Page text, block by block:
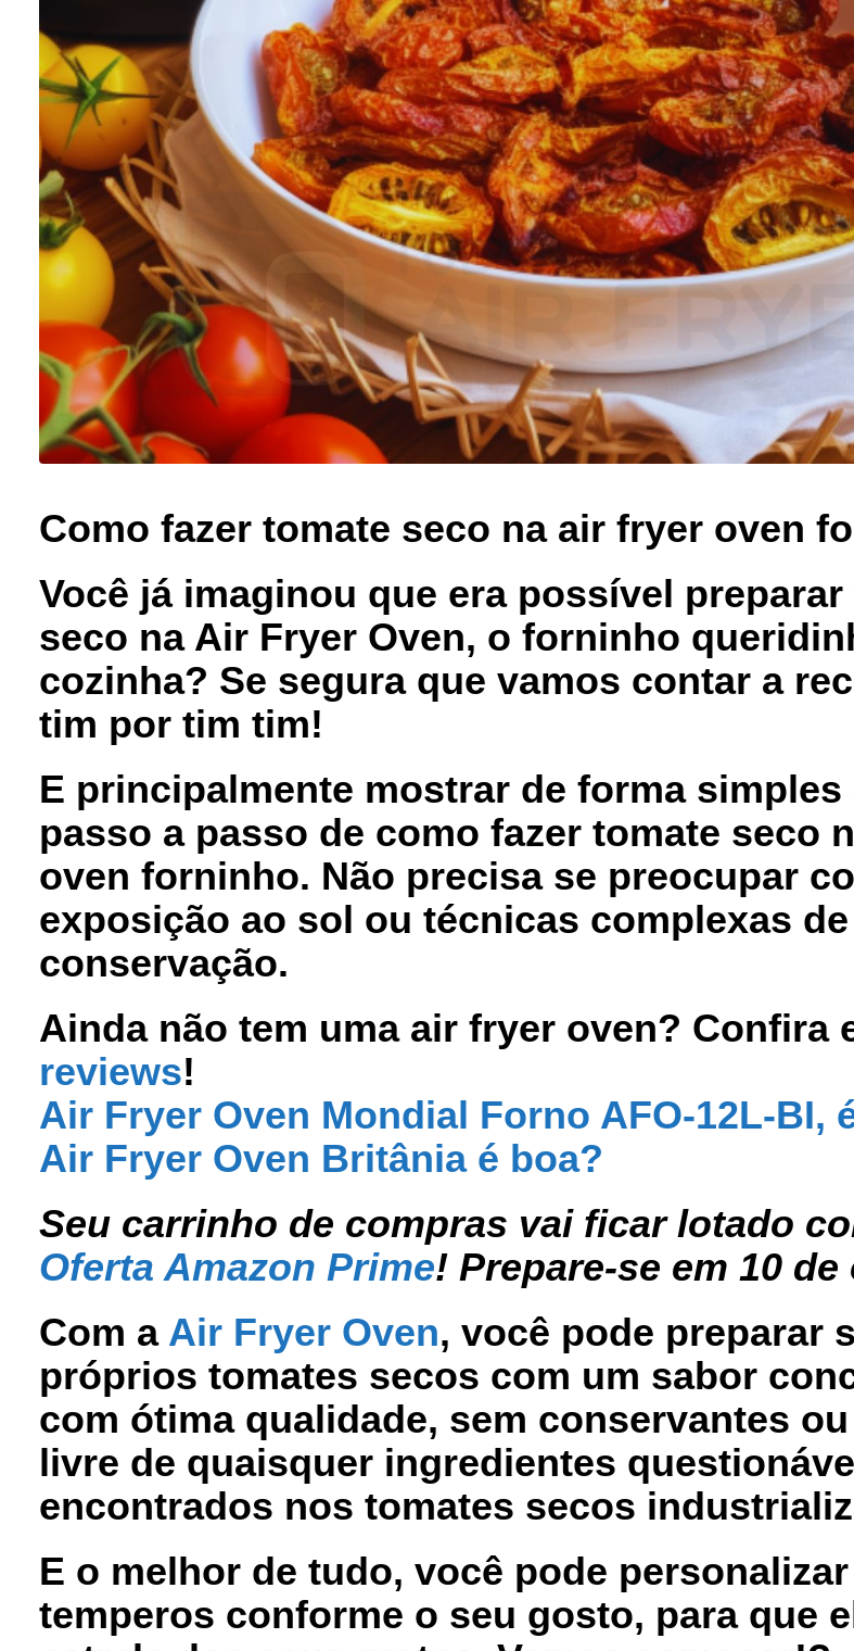
Como fazer tomate seco na air fryer oven
Você já imaginou que era possível preparar
seco na Air Fryer Oven, o forninho
cozinha? Se segura que vamos contar a
tim por tim tim!
E principalmente mostrar de forma simples
passo a passo de como fazer tomate seco
oven forninho. Não precisa se preocupar
exposição ao sol ou técnicas complexas de
conservação.
Ainda não tem uma air fryer oven? Confira
reviews!
Air Fryer Oven Mondial Forno AFO-12L-BI,
Air Fryer Oven Britânia é boa?
Seu carrinho de compras vai ficar lotado
Oferta Amazon Prime! Prepare-se em 10
Com a Air Fryer Oven, você pode preparar
próprios tomates secos com um sabor
com ótima qualidade, sem conservantes
livre de quaisquer ingredientes
encontrados nos tomates secos
E o melhor de tudo, você pode
temperos conforme o seu gosto, para que